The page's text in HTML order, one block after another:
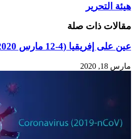
هيئة التحرير
مقالات ذات صلة
عين على إفريقيا (4-12 مارس 2020): هروب الأموال من إفريقيا بسبب مخاوف تفشّي الفيروس
مارس 18, 2020